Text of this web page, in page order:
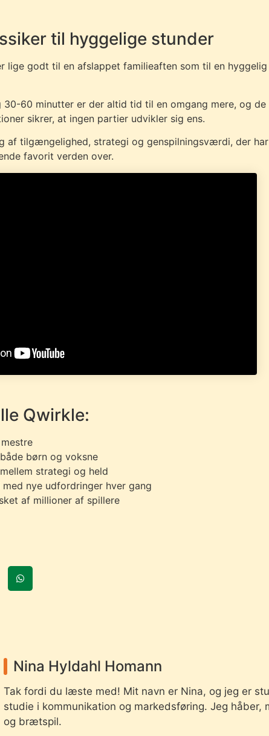
til hyggelige stunder
lige godt til en afslappet familieaften som til en hyggelig
30-60 minutter er der altid tid til en omgang mere, og de
sikrer, at ingen partier udvikler sig ens.
af tilgængelighed, strategi og genspilningsværdi, der har
favorit verden over.
Qwirkle:
børn og voksne
strategi og held
nye udfordringer hver gang
af millioner af spillere
Nina Hyldahl Homann
Tak fordi du læste med! Mit navn er Nina, og jeg er
studie i kommunikation og markedsføring. Jeg
og brætspil.